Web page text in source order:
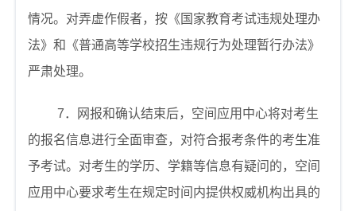
情况。对弄虚作假者，按《国家教育考试违规处理办
法》和《普通高等学校招生违规行为处理暂行办法》
严肃处理。
7．网报和确认结束后，空间应用中心将对考生
的报名信息进行全面审查，对符合报考条件的考生准
予考试。对考生的学历、学籍等信息有疑问的，空间
应用中心要求考生在规定时间内提供权威机构出具的